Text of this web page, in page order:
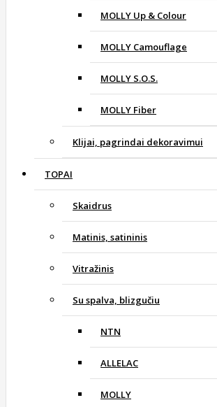
MOLLY Up & Colour
MOLLY Camouflage
MOLLY S.O.S.
MOLLY Fiber
Klijai, pagrindai dekoravimui
TOPAI
Skaidrus
Matinis, satininis
Vitražinis
Su spalva, blizgučiu
NTN
ALLELAC
MOLLY